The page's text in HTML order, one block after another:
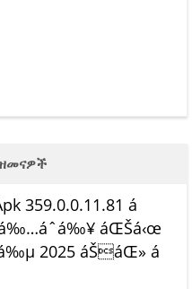
359.0.0.11.81 á
áŒŠá‹œ
2025 áŠáŒ» á